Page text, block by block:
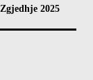
Zgjedhje 2025